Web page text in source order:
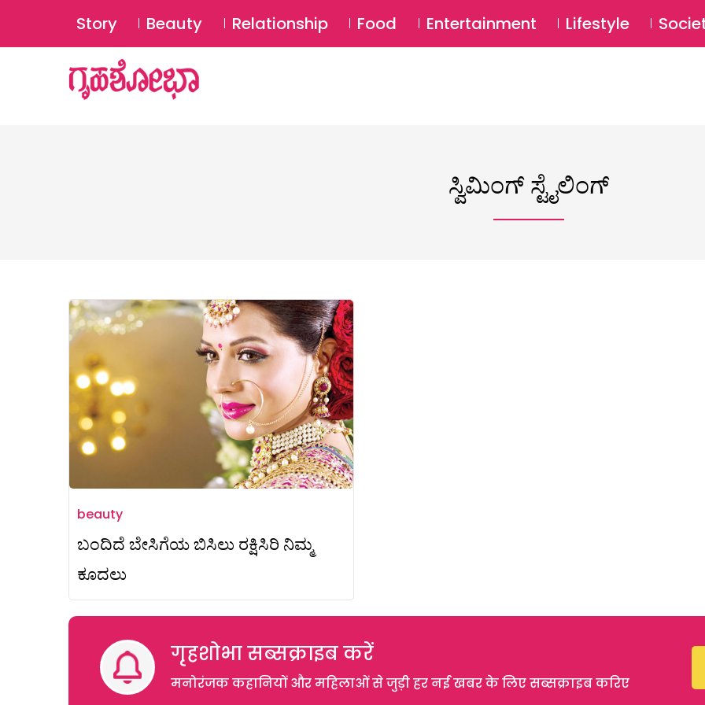
Story Beauty Relationship Food Entertainment Lifestyle
ಸ್ವಿಮಿಂಗ್ ಸ್ಟೈಲಿಂಗ್
beauty
ಬಂದಿದೆ ಬೇಸಿಗೆಯ ಬಿಸಿಲು ರಕ್ಷಿಸಿರಿ ನಿಮ್ಮ
ಕೂದಲು
गृहशोभा सब्सक्राइब करें
मनोरंजक कहानियों और महिलाओं से जुड़ी हर नई खबर के लिए सब्सक्राइब करिए